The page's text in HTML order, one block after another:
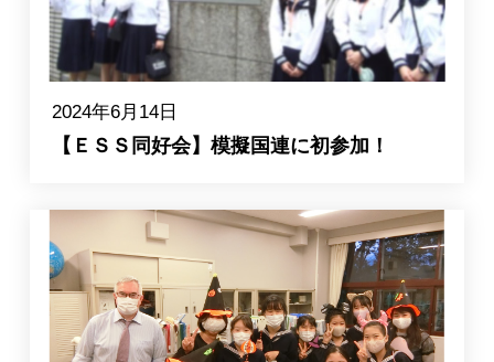
2024年6月14日
【ＥＳＳ同好会】模擬国連に初参加！